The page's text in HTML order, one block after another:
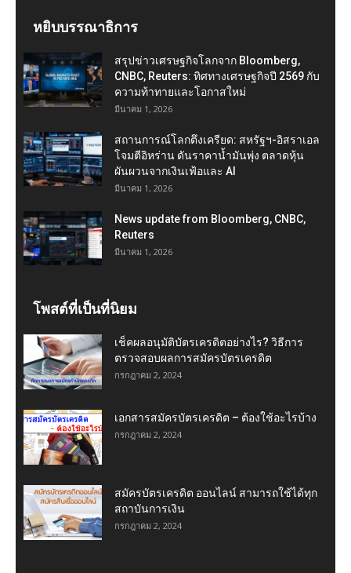
หยิบบรรณาธิการ
สรุปข่าวเศรษฐกิจโลกจาก Bloomberg,
CNBC, Reuters: ทิศทางเศรษฐกิจปี 2569 กับ
ความท้าทายและโอกาสใหม่
มีนาคม 1, 2026
สถานการณ์โลกตึงเครียด: สหรัฐฯ-อิสราเอล
โจมตีอิหร่าน ดันราคาน้ำมันพุ่ง ตลาดหุ้น
ผันผวนจากเงินเฟ้อและ AI
มีนาคม 1, 2026
News update from Bloomberg, CNBC,
Reuters
มีนาคม 1, 2026
โพสต์ที่เป็นที่นิยม
เช็คผลอนุมัติบัตรเครดิตอย่างไร? วิธีการ
ตรวจสอบผลการสมัครบัตรเครดิต
กรกฎาคม 2, 2024
เอกสารสมัครบัตรเครดิต – ต้องใช้อะไรบ้าง
กรกฎาคม 2, 2024
สมัครบัตรเครดิต ออนไลน์ สามารถใช้ได้ทุก
สถาบันการเงิน
กรกฎาคม 2, 2024